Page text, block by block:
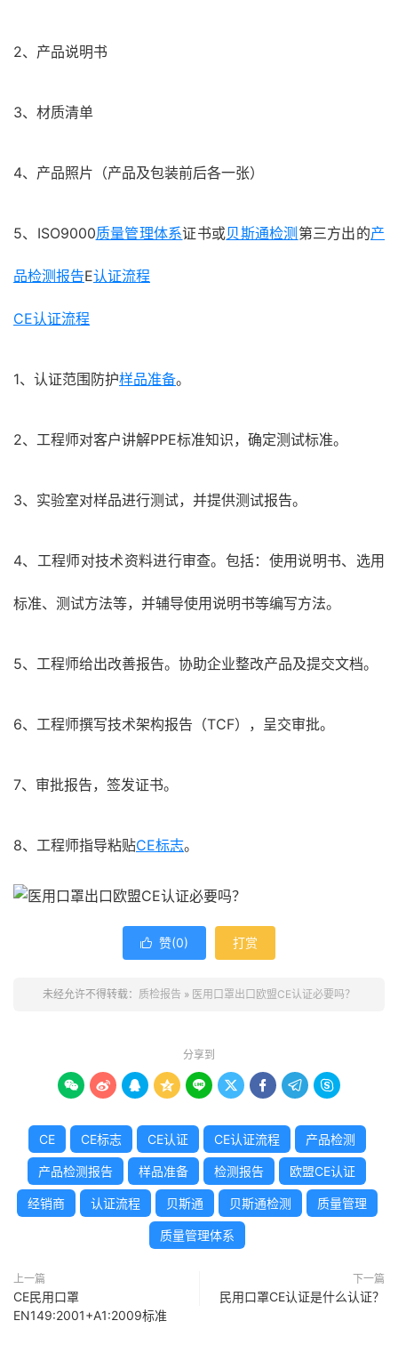
2、产品说明书
3、材质清单
4、产品照片（产品及包装前后各一张）
5、ISO9000质量管理体系证书或贝斯通检测 第三方出的产
品检测报告E认证流程
CE认证流程
1、认证范围防护样品准备。
2、工程师对客户讲解PPE标准知识，确定测试标准。
3、实验室对样品进行测试，并提供测试报告。
4、工程师对技术资料进行审查。包括：使用说明书、选用
标准、测试方法等，并辅导使用说明书等编写方法。
5、工程师给出改善报告。协助企业整改产品及提交文档。
6、工程师撰写技术架构报告（TCF），呈交审批。
7、审批报告，签发证书。
8、工程师指导粘贴CE标志。
 赞(0) 打赏
未经允许不得转载： 质检报告 » 医用口罩出口欧盟CE认证必要吗？
分享到
        
CE CE标志 CE认证 CE认证流程 产品检测
产品检测报告 样品准备 检测报告 欧盟CE认证
经销商 认证流程 贝斯通 贝斯通检测 质量管理
质量管理体系
上一篇
CE民用口罩
EN149:2001+A1:2009标准
下一篇
民用口罩CE认证是什么认证？